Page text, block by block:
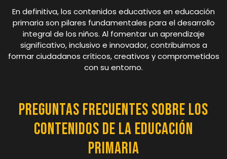
En definitiva, los contenidos educativos en educación
primaria son pilares fundamentales para el desarrollo
integral de los niños. Al fomentar un aprendizaje
significativo, inclusivo e innovador, contribuimos a
formar ciudadanos críticos, creativos y comprometidos
con su entorno.
Preguntas Frecuentes sobre los
Contenidos de la Educación
Primaria